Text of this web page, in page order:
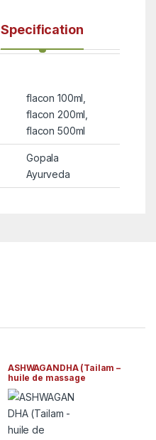
Specification
flacon 100ml,
flacon 200ml,
flacon 500ml
Gopala
Ayurveda
ASHWAGANDHA (Tailam –
huile de massage
ayurvédique) BIO Gopala
Ayurveda